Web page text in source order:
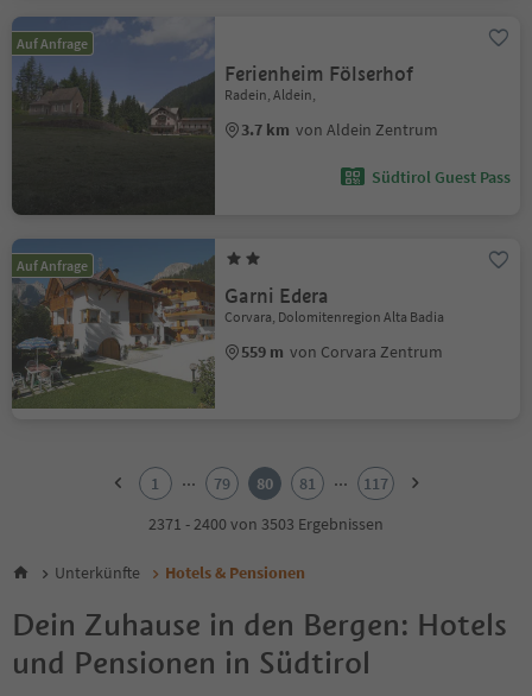
Auf Anfrage
Ferienheim Fölserhof
Radein, Aldein,
3.7 km von Aldein Zentrum
Südtirol Guest Pass
Auf Anfrage
Garni Edera
Corvara, Dolomitenregion Alta Badia
559 m von Corvara Zentrum
6
8
9
10
1 ... 79 80 81 ...
117
2371 - 2400 von 3503 Ergebnissen
Unterkünfte Hotels & Pensionen
Dein Zuhause in den Bergen: Hotels
und Pensionen in Südtirol